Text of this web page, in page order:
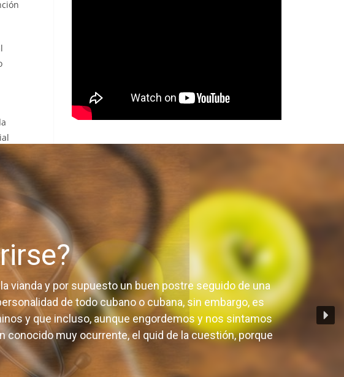
una
a las
drogas
vianda y por supuesto un buen postre seguido de una
de todo cubano o cubana, sin embargo, es
y que incluso, aunque engordemos y nos sintamos
muy ocurrente, el quid de la cuestión, porque